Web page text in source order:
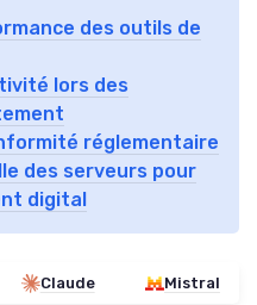
des outils de
lors des
réglementaire
des serveurs pour
digital
Claude Mistral